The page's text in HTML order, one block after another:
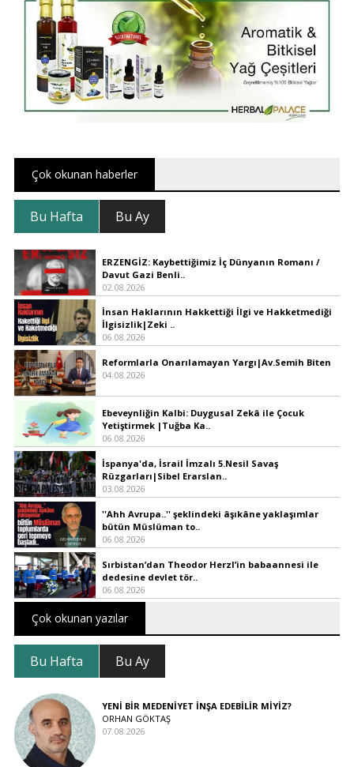
Çok okunan haberler
Bu Hafta Bu Ay
ERZENGİZ: Kaybettiğimiz İç Dünyanın Romanı /
Davut Gazi Benli..
02.08.2026
İnsan Haklarının Hakkettiği İlgi ve Hakketmediği
İlgisizlik|Zeki ..
06.08.2026
Reformlarla Onarılamayan Yargı|Av.Semih Biten
04.08.2026
Ebeveynliğin Kalbi: Duygusal Zekâ ile Çocuk
Yetiştirmek |Tuğba Ka..
06.08.2026
İspanya'da, İsrail İmzalı 5.Nesil Savaş
Rüzgarları|Sibel Erarslan..
03.08.2026
''Ahh Avrupa..'' şeklindeki âşıkâne yaklaşımlar
bütün Müslüman to..
06.08.2026
Sırbistan’dan Theodor Herzl’in babaannesi ile
dedesine devlet tör..
06.08.2026
Çok okunan yazılar
Bu Hafta Bu Ay
YENİ BİR MEDENİYET İNŞA EDEBİLİR MİYİZ?
ORHAN GÖKTAŞ
07.08.2026